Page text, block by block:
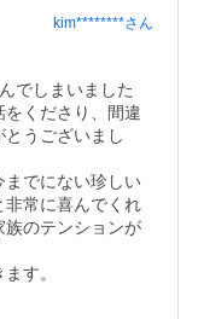
kim********さん
でしまいました
くださり、間違
うございまし
までにない珍しい
非常に喜んでくれ
族のテンションが